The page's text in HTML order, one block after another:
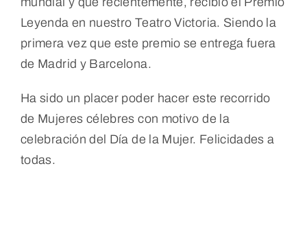
Leyenda en nuestro Teatro Victoria. Siendo la
primera vez que este premio se entrega fuera
de Madrid y Barcelona.
Ha sido un placer poder hacer este recorrido
de Mujeres célebres con motivo de la
celebración del Día de la Mujer. Felicidades a
todas.